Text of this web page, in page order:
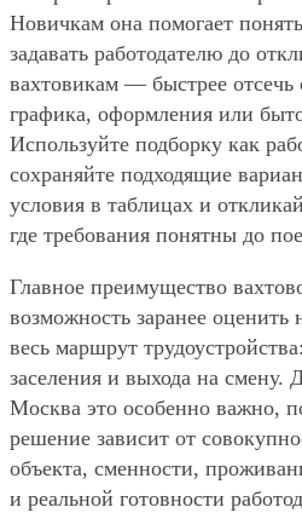
Новичкам она помогает
задавать работодателю до
вахтовикам — быстрее отсечь
графика, оформления или
Используйте подборку как
сохраняйте подходящие
условия в таблицах и
где требования понятны до
Главное преимущество
возможность заранее оценить
весь маршрут
заселения и выхода на смену.
Москва это особенно важно,
решение зависит от
объекта, сменности,
и реальной готовности